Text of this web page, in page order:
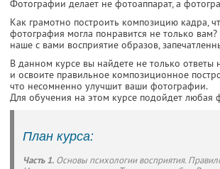
Фотографии делает не фотоаппарат, а
Как грамотно построить композицию кадра,
фотография могла понравится не только
наше с вами восприятие образов,
В данном курсе вы найдете не только ответы
и освоите правильное композиционное
что несомненно улучшит ваши фотографии.
Для обучения на этом курсе подойдет любая
План курса:
Часть 1. Основы психологии восприятия.